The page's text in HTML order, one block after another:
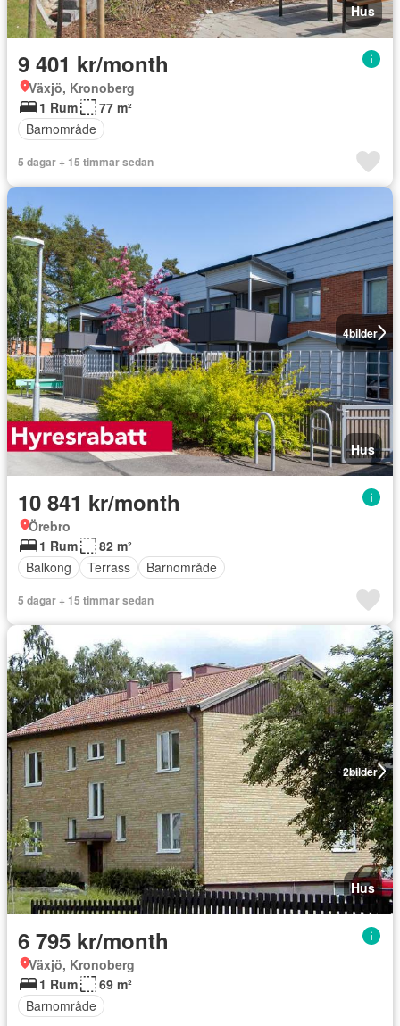
Hus
9 401 kr/month
Växjö, Kronoberg
1 Rum
77 m²
Barnområde
5 dagar + 15 timmar sedan
4bilder
Hus
10 841 kr/month
Örebro
1 Rum
82 m²
Balkong
Terrass Barnområde
5 dagar + 15 timmar sedan
2bilder
Hus
6 795 kr/month
Växjö, Kronoberg
1 Rum
69 m²
Barnområde